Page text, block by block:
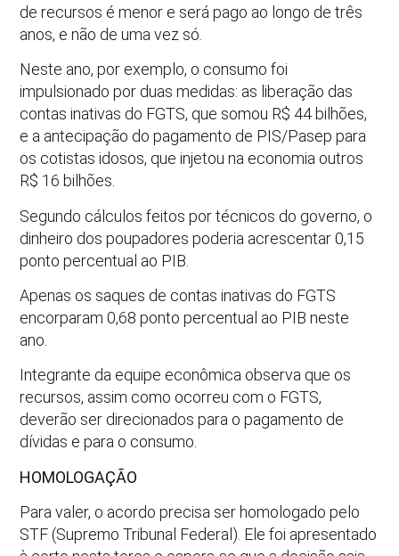
de recursos é menor e será pago ao longo de três
anos, e não de uma vez só.
Neste ano, por exemplo, o consumo foi
impulsionado por duas medidas: as liberação das
contas inativas do FGTS, que somou R$ 44 bilhões,
e a antecipação do pagamento de PIS/Pasep para
os cotistas idosos, que injetou na economia outros
R$ 16 bilhões.
Segundo cálculos feitos por técnicos do governo, o
dinheiro dos poupadores poderia acrescentar 0,15
ponto percentual ao PIB.
Apenas os saques de contas inativas do FGTS
encorparam 0,68 ponto percentual ao PIB neste
ano.
Integrante da equipe econômica observa que os
recursos, assim como ocorreu com o FGTS,
deverão ser direcionados para o pagamento de
dívidas e para o consumo.
HOMOLOGAÇÃO
Para valer, o acordo precisa ser homologado pelo
STF (Supremo Tribunal Federal). Ele foi apresentado